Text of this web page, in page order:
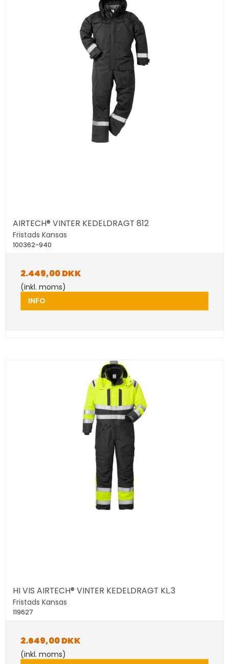
AIRTECH® VINTER KEDELDRAGT 812
Fristads Kansas
100362-940
2.449,00 DKK
(inkl. moms)
INFO
HI VIS AIRTECH® VINTER KEDELDRAGT KL.3
Fristads Kansas
119627
2.649,00 DKK
(inkl. moms)